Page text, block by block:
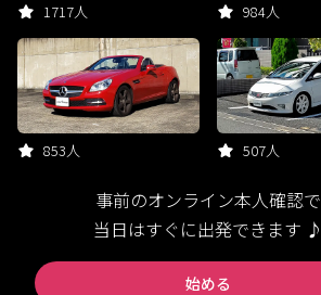
1717人 984人
853人 507人
事前のオンライン本人確認で
当日はすぐに出発できます ♪
始める